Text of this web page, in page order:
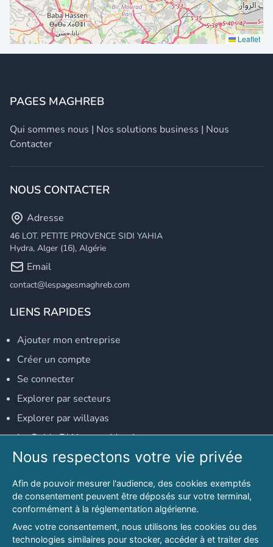
Leaflet
PAGES MAGHREB
Qui sommes nous | Nos solutions business | Nous
Contacter
NOUS CONTACTER
Adresse
46 LOT. PETITE PROVENCE SIDI YAHIA
Hydra, Alger (16), Algérie
Email
contact@lespagesmaghreb.com
LIENS RAPIDES
Ajouter mon entreprise
Créer un compte
Se connecter
Explorer par secteurs
Explorer par willayas
Le Guide D'Alger, guide-alger.com
NOS RÉSEAUX SOCIAUX
Notre page Facebook
Notre page LinkedIn
Notre page Instagram
Nous respectons votre vie privée
Afin de pouvoir mesurer l'audience, des cookies exemptés
de consentement peuvent être déposés sur votre terminal,
conformément à la réglementation algérienne.
Avec votre consentement, nous utilisons les cookies ou des
technologies similaires pour stocker, accéder à et traiter des